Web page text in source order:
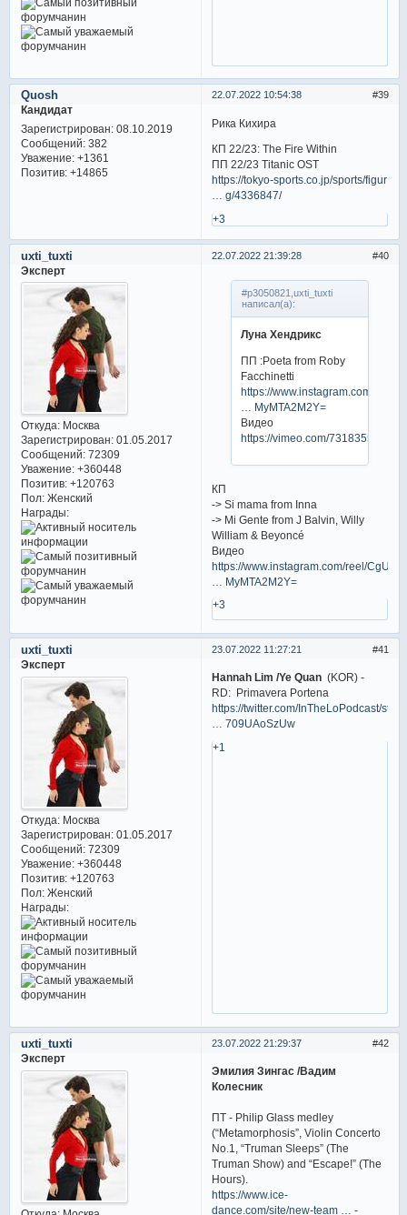
39
22.07.2022 10:54:38
Quosh
Кандидат
Зарегистрирован: 08.10.2019
Сообщений:382
Уважение: +1361
Позитив: +14865
Рика Кихира
КП 22/23: The Fire Within
ПП 22/23 Titanic OST
https://tokyo-sports.co.jp/sports/figur
… g/4336847/
+3
40
22.07.2022 21:39:28
uxti_tuxti
Эксперт
Откуда:Москва
Зарегистрирован: 01.05.2017
Сообщений:72309
Уважение: +360448
Позитив: +120763
Пол:Женский
Награды:
#p3050821,uxti_tuxti
написал(а):
Луна Хендрикс
ПП :Poeta from Roby
Facchinetti
https://www.instagram.com/reel/
… MyMTA2M2Y=
Видео
https://vimeo.com/731835527
КП
-> Si mama from Inna
-> Mi Gente from J Balvin, Willy
William & Beyoncé
Видео
https://www.instagram.com/reel/
… MyMTA2M2Y=
+3
41
23.07.2022 11:27:21
uxti_tuxti
Эксперт
Откуда:Москва
Зарегистрирован: 01.05.2017
Сообщений:72309
Уважение: +360448
Позитив: +120763
Пол:Женский
Награды:
Hannah Lim /Ye Quan(KOR) -
RD: Primavera Portena
https://twitter.com/InTheLoPodcast/stat
… 709UAoSzUw
+1
42
23.07.2022 21:29:37
uxti_tuxti
Эксперт
Эмилия Зингас /Вадим
Колесник
ПТ - Philip Glass medley
(“Metamorphosis”, Violin Concerto
No.1, “Truman Sleeps” (The
Truman Show) and “Escape!” (The
Hours).
https://www.ice-
dance.com/site/new-team … -